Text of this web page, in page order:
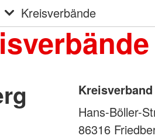
Kreisverbände
Hans-Böller-
86316